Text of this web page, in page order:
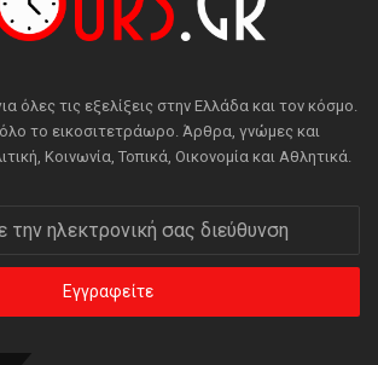
όλες τις εξελίξεις στην Ελλάδα και τον κόσμο.
το εικοσιτετράωρο. Άρθρα, γνώμες και
Κοινωνία, Τοπικά, Οικονομία και Αθλητικά.